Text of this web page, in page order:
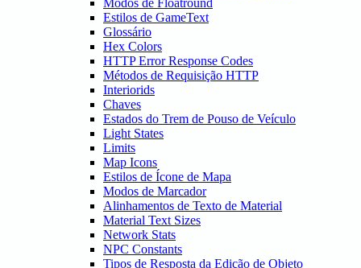
Modos de Floatround
Estilos de GameText
Glossário
Hex Colors
HTTP Error Response Codes
Métodos de Requisição HTTP
Interiorids
Chaves
Estados do Trem de Pouso de Veículo
Light States
Limits
Map Icons
Estilos de Ícone de Mapa
Modos de Marcador
Alinhamentos de Texto de Material
Material Text Sizes
Network Stats
NPC Constants
Tipos de Resposta da Edição de Objeto